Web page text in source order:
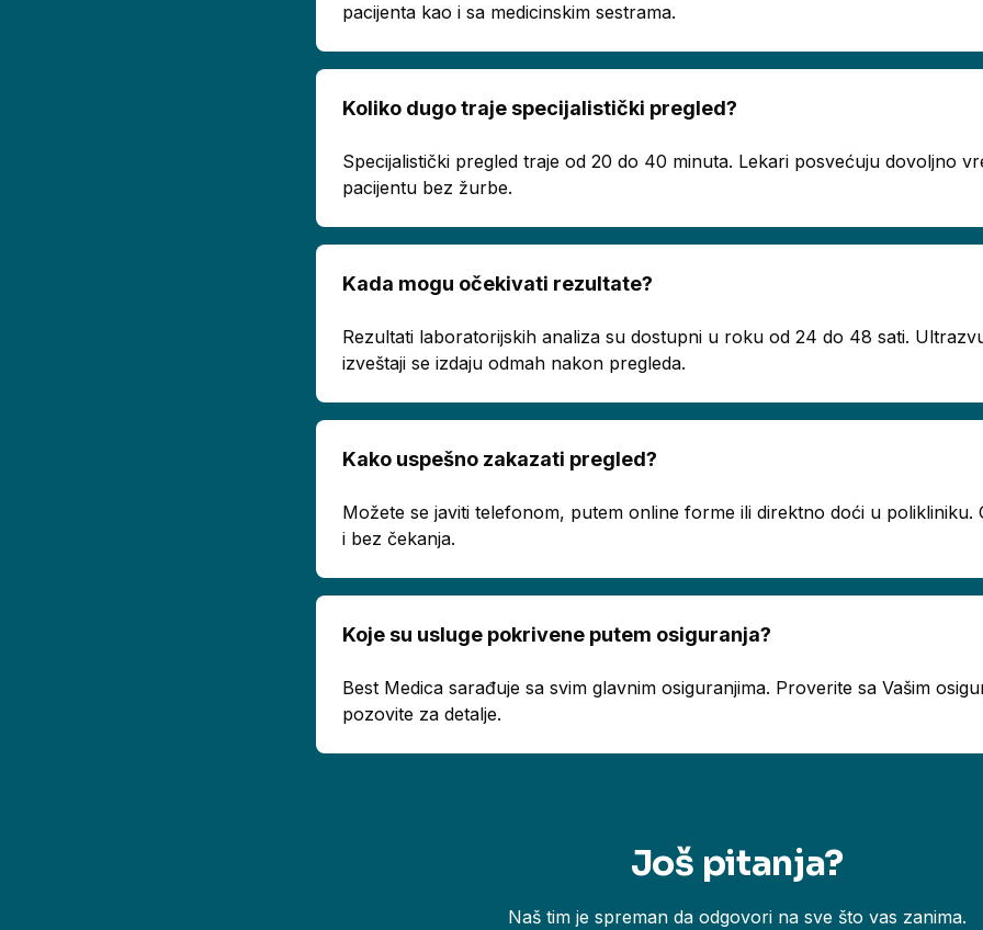
pacijenta kao i sa medicinskim sestrama.
Koliko dugo traje specijalistički pregled?
Specijalistički pregled traje od 20 do 40 minuta. Lekari posvećuju dovoljno
pacijentu bez žurbe.
Kada mogu očekivati rezultate?
Rezultati laboratorijskih analiza su dostupni u roku od 24 do 48 sati.
izveštaji se izdaju odmah nakon pregleda.
Kako uspešno zakazati pregled?
Možete se javiti telefonom, putem online forme ili direktno doći u polikliniku.
i bez čekanja.
Koje su usluge pokrivene putem osiguranja?
Best Medica sarađuje sa svim glavnim osiguranjima. Proverite sa Vašim
pozovite za detalje.
Još pitanja?
Naš tim je spreman da odgovori na sve što vas zanima.